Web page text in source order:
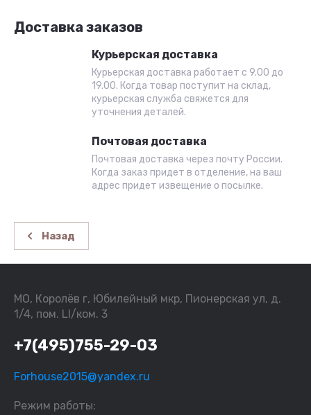
Доставка заказов
Курьерская доставка
Курьерская доставка работает с 9.00 до
19.00. Когда товар поступит на склад,
курьерская служба свяжется для
уточнения деталей.
Почтовая доставка
Почтовая доставка через почту России.
Когда заказ придет в отделение, на ваш
адрес придет извещение о посылке.
Назад
МО, Королёв г, Юбилейный мкр, Пионерская ул, д.
1/4, пом. LI/ком. 3
+7(495)755-29-03
Forhouse2015@yandex.ru
Режим работы: